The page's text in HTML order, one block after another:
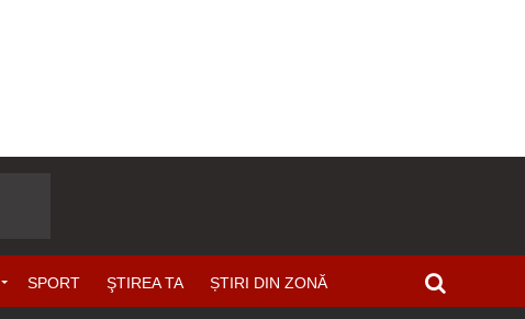
SPORT ŞTIREA TA ȘTIRI DIN ZONĂ